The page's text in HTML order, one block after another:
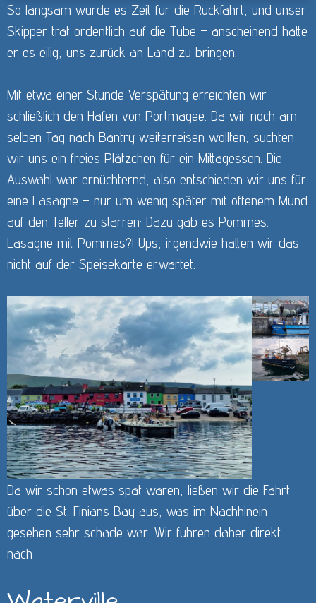
So langsam wurde es Zeit für die Rückfahrt, und unser
Skipper trat ordentlich auf die Tube – anscheinend hatte
er es eilig, uns zurück an Land zu bringen.
Mit etwa einer Stunde Verspätung erreichten wir
schließlich den Hafen von Portmagee. Da wir noch am
selben Tag nach Bantry weiterreisen wollten, suchten
wir uns ein freies Plätzchen für ein Mittagessen. Die
Auswahl war ernüchternd, also entschieden wir uns für
eine Lasagne – nur um wenig später mit offenem Mund
auf den Teller zu starren: Dazu gab es Pommes.
Lasagne mit Pommes?! Ups, irgendwie hatten wir das
nicht auf der Speisekarte erwartet.
Da wir schon etwas spät waren, ließen wir die Fahrt
über die St. Finians Bay aus, was im Nachhinein
gesehen sehr schade war. Wir fuhren daher direkt
nach